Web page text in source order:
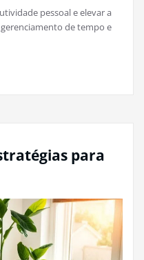
pessoal e elevar a
de tempo e
para